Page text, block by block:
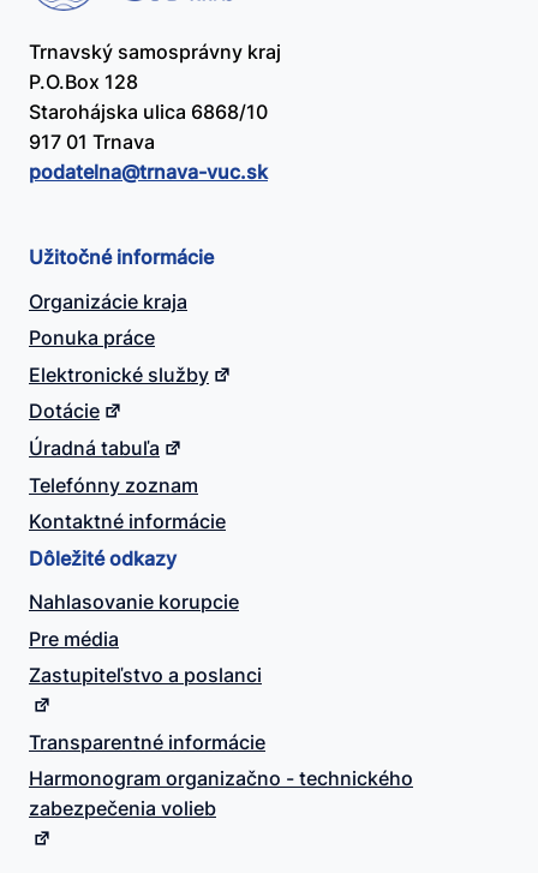
Trnavský samosprávny kraj
P.O.Box 128
Starohájska ulica 6868/10
917 01 Trnava
podatelna@​trnava-vuc.sk
Užitočné informácie
Organizácie kraja
Ponuka práce
Elektronické služby
Dotácie
Úradná tabuľa
Telefónny zoznam
Kontaktné informácie
Dôležité odkazy
Nahlasovanie korupcie
Pre média
Zastupiteľstvo a poslanci
Transparentné informácie
Harmonogram organizačno - technického
zabezpečenia volieb